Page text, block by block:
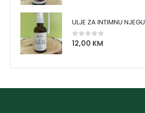
ULJE ZA INTIMNU NJEGU
0out of 5
12,00 KM